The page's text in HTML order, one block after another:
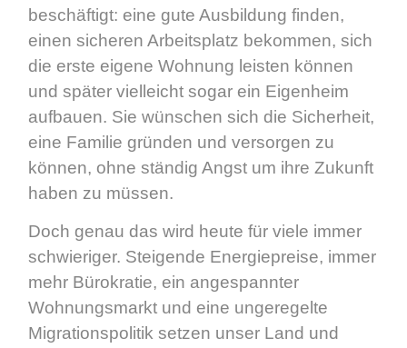
beschäftigt: eine gute Ausbildung finden,
einen sicheren Arbeitsplatz bekommen, sich
die erste eigene Wohnung leisten können
und später vielleicht sogar ein Eigenheim
aufbauen. Sie wünschen sich die Sicherheit,
eine Familie gründen und versorgen zu
können, ohne ständig Angst um ihre Zukunft
haben zu müssen.
Doch genau das wird heute für viele immer
schwieriger. Steigende Energiepreise, immer
mehr Bürokratie, ein angespannter
Wohnungsmarkt und eine ungeregelte
Migrationspolitik setzen unser Land und